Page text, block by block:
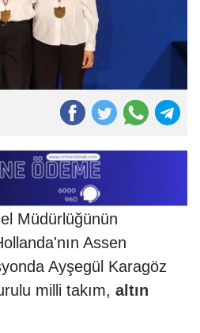
Müdürlüğünün
Assen
Ayşegül Karagöz
milli takım, altın